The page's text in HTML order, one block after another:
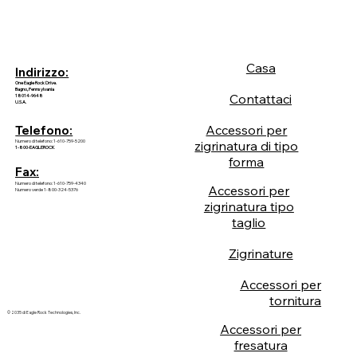
Indirizzo:
One Eagle Rock Drive.
Bagno, Pennsylvania
18014-9648
U.S.A.
Telefono:
Numero di telefono: 1-610-759-5200
1-800-EAGLEROCK
Fax:
Numero di telefono: 1-610-759-4340
Numero verde 1-800-324-5376
© 2035 di Eagle Rock Technologies, Inc.
Casa
Contattaci
Accessori per
zigrinatura di tipo
forma
Accessori per
zigrinatura tipo
taglio
Zigrinature
Accessori per
tornitura
Accessori per
fresatura